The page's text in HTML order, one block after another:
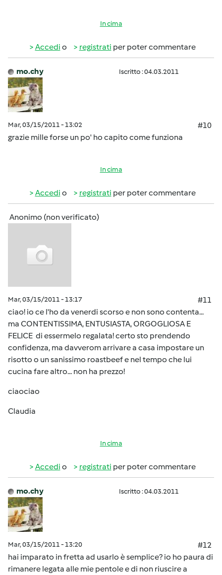
In cima
Accedi o registrati per poter commentare
mo.chy Iscritto : 04.03.2011
Mar, 03/15/2011 - 13:02
#10
grazie mille forse un po' ho capito come funziona
In cima
Accedi o registrati per poter commentare
Anonimo (non verificato)
Mar, 03/15/2011 - 13:17
#11
ciao! io ce l'ho da venerdi scorso e non sono contenta...
ma CONTENTISSIMA, ENTUSIASTA, ORGOGLIOSA E
FELICE di essermelo regalata! certo sto prendendo
confidenza, ma davverom arrivare a casa impostare un
risotto o un sanissimo roastbeef e nel tempo che lui
cucina fare altro... non ha prezzo!
ciaociao
Claudia
In cima
Accedi o registrati per poter commentare
mo.chy Iscritto : 04.03.2011
Mar, 03/15/2011 - 13:20
#12
hai imparato in fretta ad usarlo è semplice? io ho paura di
rimanere legata alle mie pentole e di non riuscire a